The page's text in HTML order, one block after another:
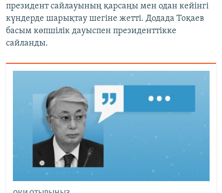
президент сайлауының қарсаңы мен одан кейінгі
күндерде шарықтау шегіне жетті. Додада Тоқаев
басым көпшілік дауыспен президенттікке
сайланды.